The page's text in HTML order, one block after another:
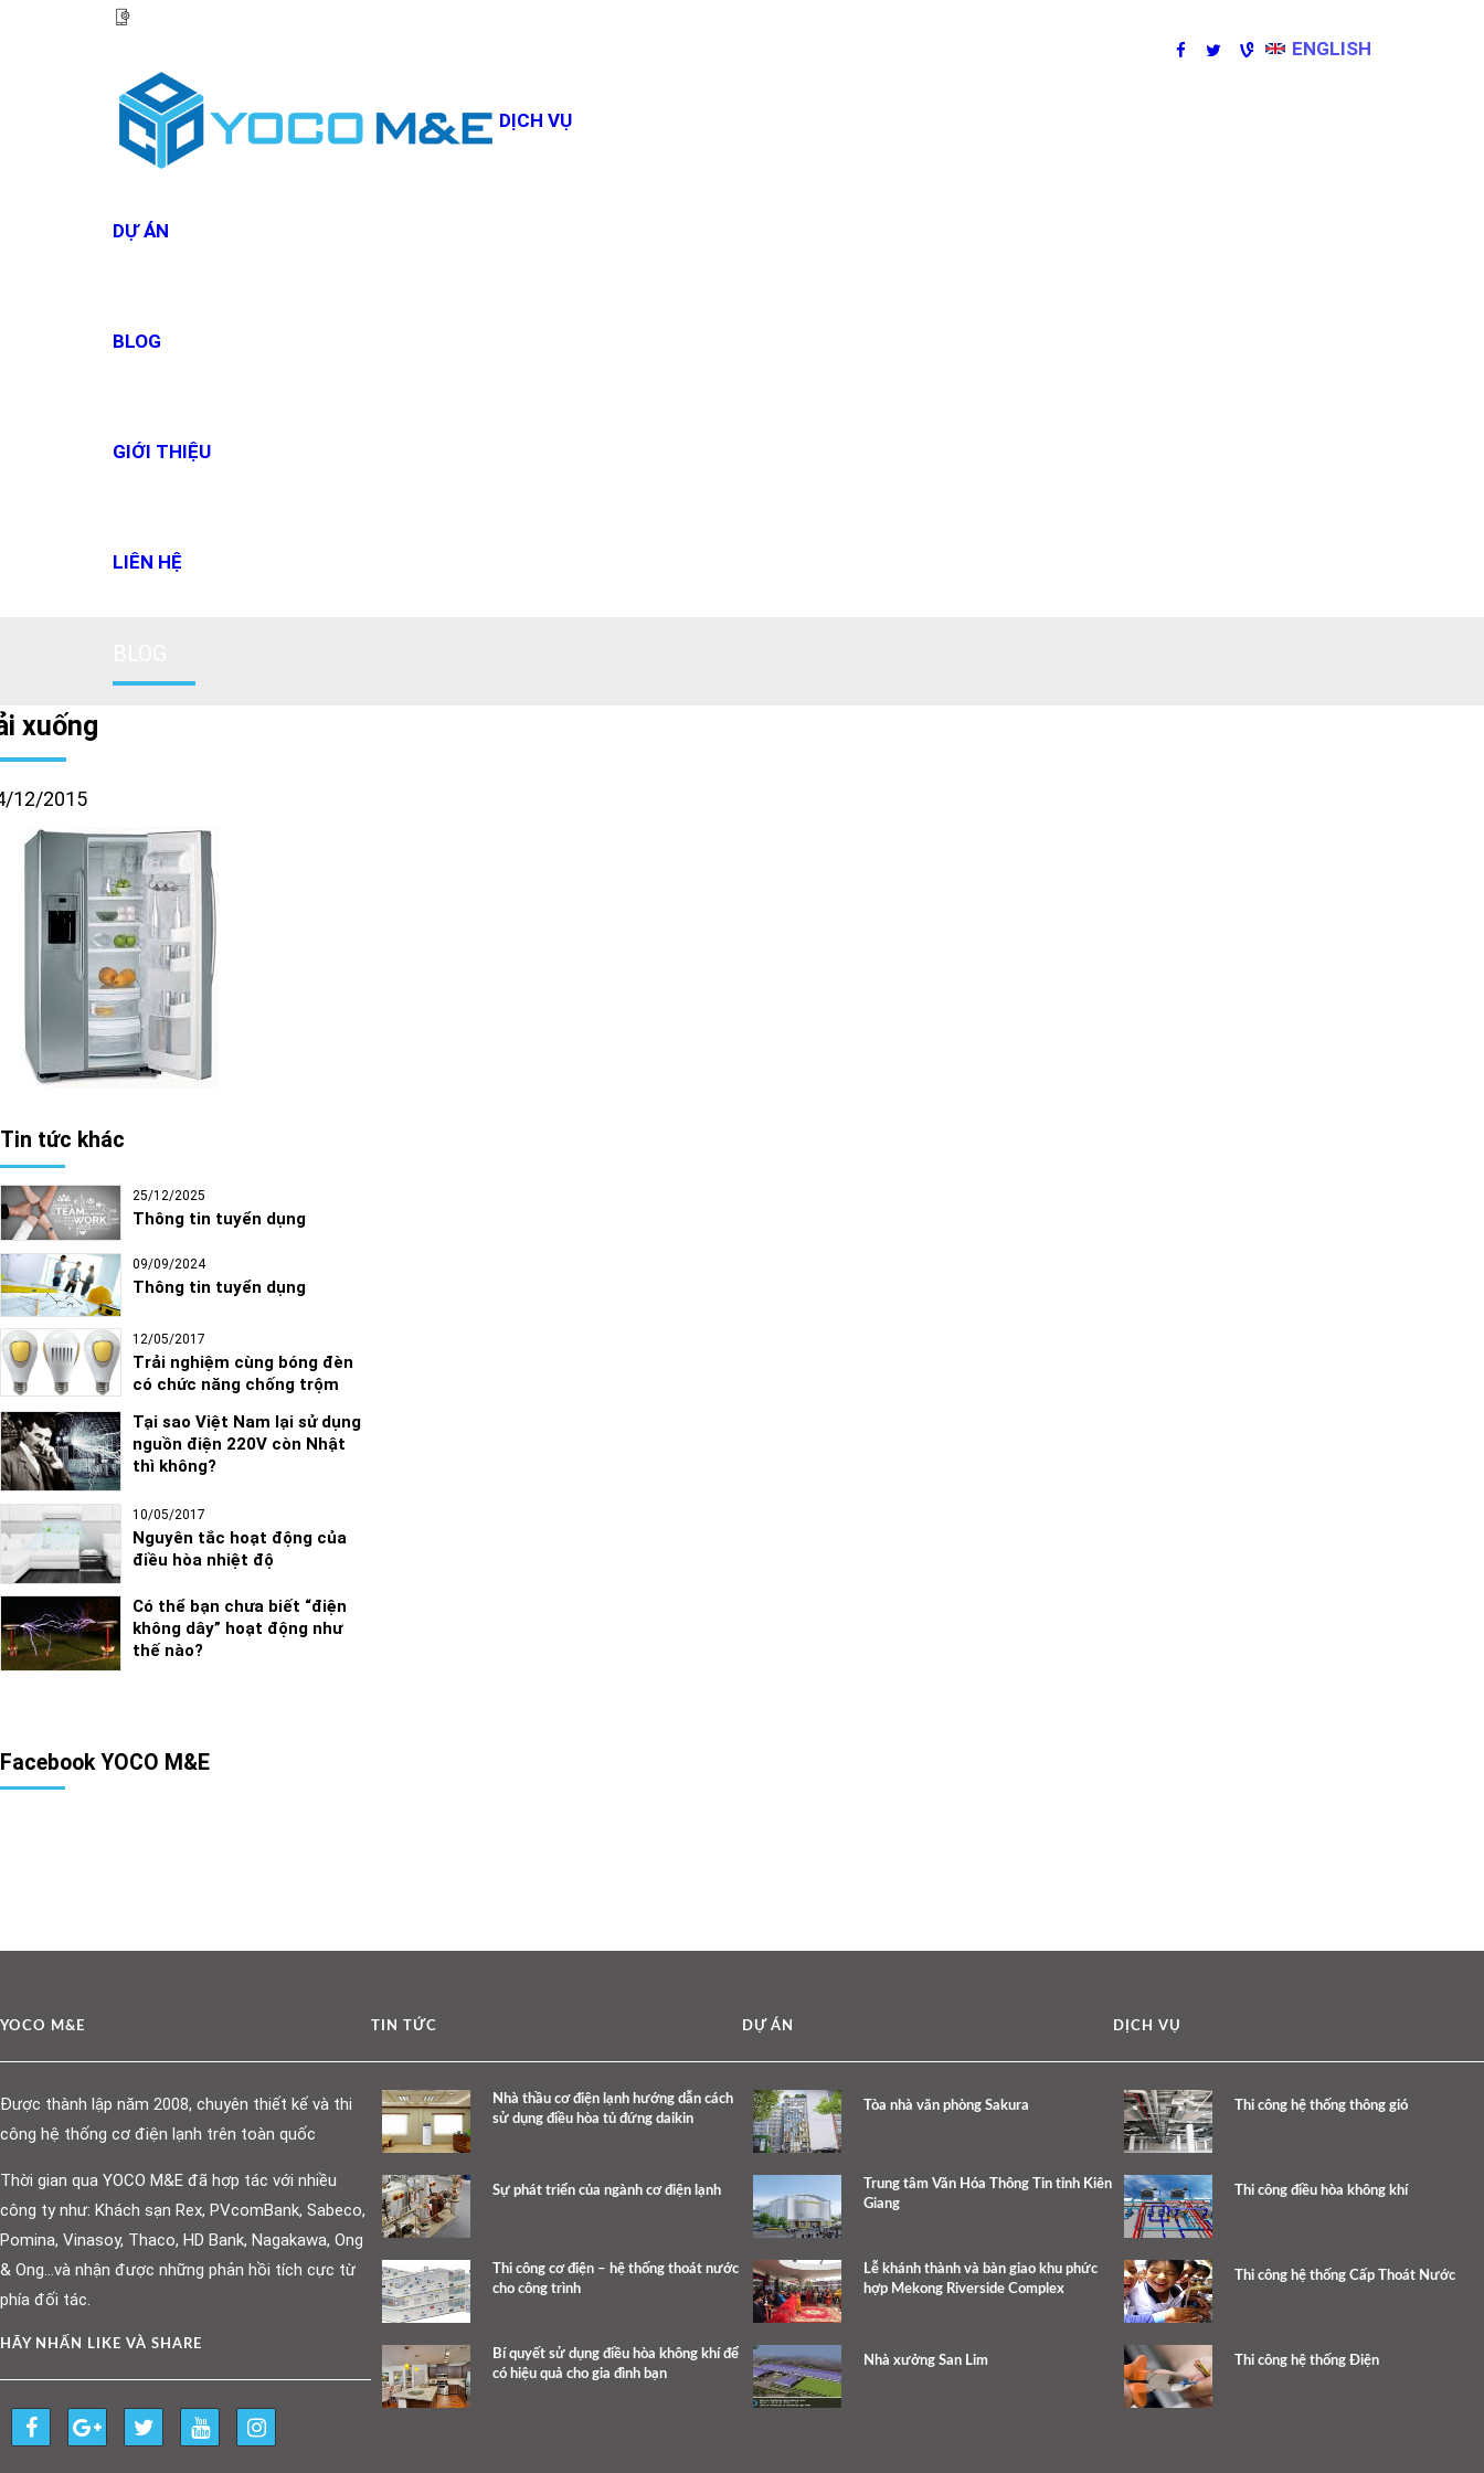
ENGLISH
DỊCH VỤ
DỰ ÁN
BLOG
GIỚI THIỆU
LIÊN HỆ
xuống
12/2015
Tin tức khác
25/12/2025
Thông tin tuyển dụng
09/09/2024
Thông tin tuyển dụng
12/05/2017
Trải nghiệm cùng bóng đèn
có chức năng chống trộm
Tại sao Việt Nam lại sử dụng
nguồn điện 220V còn Nhật
thì không?
10/05/2017
Nguyên tắc hoạt động của
điều hòa nhiệt độ
Có thể bạn chưa biết “điện
không dây” hoạt động như
thế nào?
Facebook YOCO M&E
YOCO M&E
Được thành lập năm 2008, chuyên thiết kế và thi
công hệ thống cơ điện lạnh trên toàn quốc
Thời gian qua YOCO M&E đã hợp tác với nhiều
công ty như: Khách sạn Rex, PVcomBank, Sabeco,
Pomina, Vinasoy, Thaco, HD Bank, Nagakawa, Ong
& Ong…và nhận được những phản hồi tích cực từ
phía đối tác.
HÃY NHẤN LIKE VÀ SHARE
TIN TỨC
Nhà thầu cơ điện lạnh hướng dẫn cách
sử dụng điều hòa tủ đứng daikin
Sự phát triển của ngành cơ điện lạnh
Thi công cơ điện – hệ thống thoát nước
cho công trình
Bí quyết sử dụng điều hòa không khí để
có hiệu quả cho gia đình bạn
DỰ ÁN
Tòa nhà văn phòng Sakura
Trung tâm Văn Hóa Thông Tin tỉnh Kiên
Giang
Lễ khánh thành và bàn giao khu phức
hợp Mekong Riverside Complex
Nhà xưởng San Lim
DỊCH VỤ
Thi công hệ thống thông gió
Thi công điều hòa không khí
Thi công hệ thống Cấp Thoát Nước
Thi công hệ thống Điện